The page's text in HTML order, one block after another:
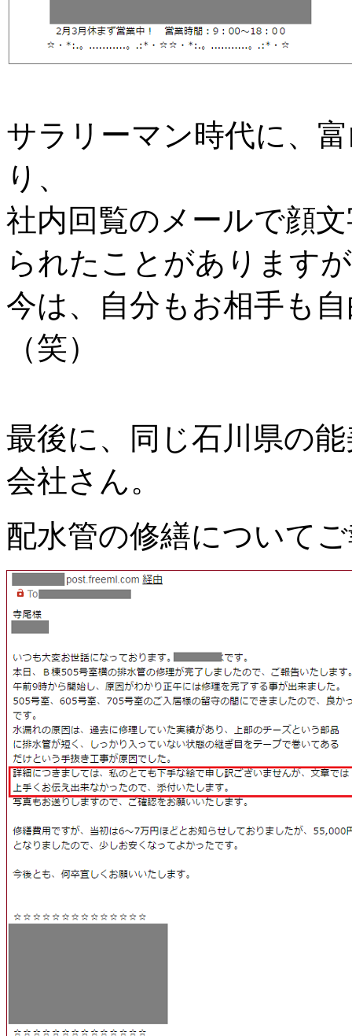
サラリーマン時代に、
り、
社内回覧のメールで顔
られたことがあります
今は、自分もお相手も
（笑）
最後に、同じ石川県の
会社さん。
配水管の修繕について